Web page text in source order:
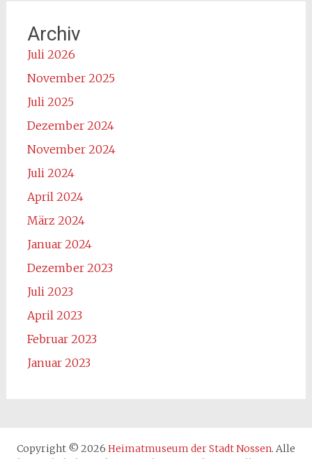
Archiv
Juli 2026
November 2025
Juli 2025
Dezember 2024
November 2024
Juli 2024
April 2024
März 2024
Januar 2024
Dezember 2023
Juli 2023
April 2023
Februar 2023
Januar 2023
Copyright © 2026 Heimatmuseum der Stadt Nossen. Alle